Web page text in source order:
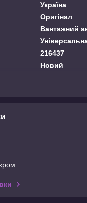
Україна
Оригінал
Вантажний
216437
Новий